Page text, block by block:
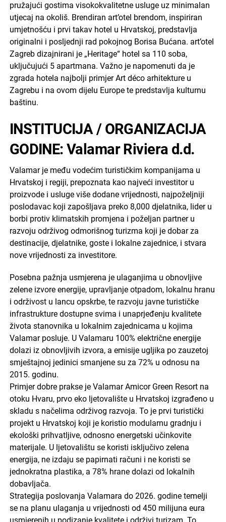
pružajući gostima visokokvalitetne usluge uz minimalan
utjecaj na okoliš. Brendiran art’otel brendom, inspiriran
umjetnošću i prvi takav hotel u Hrvatskoj, predstavlja
originalni i posljednji rad pokojnog Borisa Bućana. art’otel
Zagreb dizajnirani je „Heritage“ hotel sa 110 soba,
uključujući 5 apartmana. Važno je napomenuti da je
zgrada hotela najbolji primjer Art déco arhitekture u
Zagrebu i na ovom dijelu Europe te predstavlja kulturnu
baštinu.
INSTITUCIJA / ORGANIZACIJA
GODINE: Valamar Riviera d.d.
Valamar je među vodećim turističkim kompanijama u
Hrvatskoj i regiji, prepoznata kao najveći investitor u
proizvode i usluge više dodane vrijednosti, najpoželjniji
poslodavac koji zapošljava preko 8,000 djelatnika, lider u
borbi protiv klimatskih promjena i poželjan partner u
razvoju održivog odmorišnog turizma koji je dobar za
destinacije, djelatnike, goste i lokalne zajednice, i stvara
nove vrijednosti za investitore.
Posebna pažnja usmjerena je ulaganjima u obnovljive
zelene izvore energije, upravljanje otpadom, lokalnu hranu
i održivost u lancu opskrbe, te razvoju javne turističke
infrastrukture dostupne svima i unaprjeđenju kvalitete
života stanovnika u lokalnim zajednicama u kojima
Valamar posluje. U Valamaru 100% električne energije
dolazi iz obnovljivih izvora, a emisije ugljika po zauzetoj
smještajnoj jedinici smanjene su za 72% u odnosu na
2015. godinu.
Primjer dobre prakse je Valamar Amicor Green Resort na
otoku Hvaru, prvo eko ljetovalište u Hrvatskoj izgrađeno u
skladu s načelima održivog razvoja. To je prvi turistički
projekt u Hrvatskoj koji je koristio modularnu gradnju i
ekološki prihvatljive, odnosno energetski učinkovite
materijale. U ljetovalištu se koristi isključivo zelena
energija, ne izdaju se papirnati računi i ne koristi se
jednokratna plastika, a 78% hrane dolazi od lokalnih
dobavljača.
Strategija poslovanja Valamara do 2026. godine temelji
se na planu ulaganja u vrijednosti od 450 milijuna eura